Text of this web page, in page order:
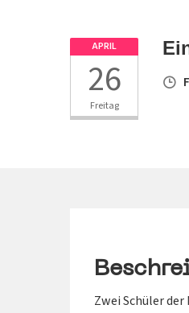
APRIL
26
Freitag
Zwei Schüler